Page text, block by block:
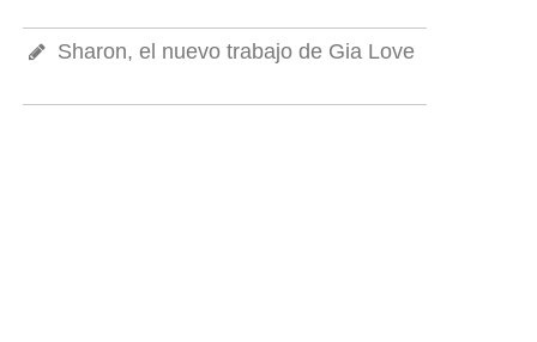
Sharon, el nuevo trabajo de Gia Love